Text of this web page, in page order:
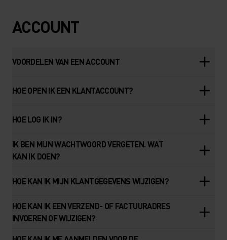
ACCOUNT
VOORDELEN VAN EEN ACCOUNT
HOE OPEN IK EEN KLANTACCOUNT?
HOE LOG IK IN?
IK BEN MIJN WACHTWOORD VERGETEN. WAT
KAN IK DOEN?
HOE KAN IK MIJN KLANTGEGEVENS WIJZIGEN?
HOE KAN IK EEN VERZEND- OF FACTUURADRES
INVOEREN OF WIJZIGEN?